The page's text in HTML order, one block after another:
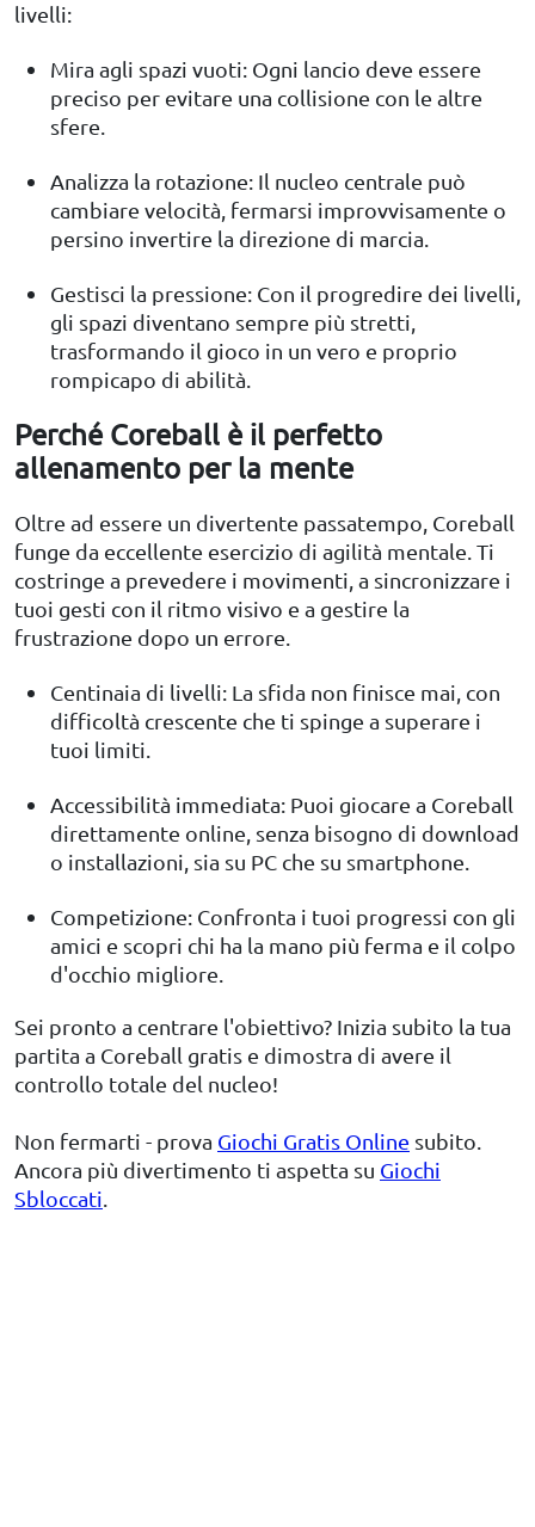
livelli:
Mira agli spazi vuoti: Ogni lancio deve essere
preciso per evitare una collisione con le altre
sfere.
Analizza la rotazione: Il nucleo centrale può
cambiare velocità, fermarsi improvvisamente o
persino invertire la direzione di marcia.
Gestisci la pressione: Con il progredire dei livelli,
gli spazi diventano sempre più stretti,
trasformando il gioco in un vero e proprio
rompicapo di abilità.
Perché Coreball è il perfetto
allenamento per la mente
Oltre ad essere un divertente passatempo, Coreball
funge da eccellente esercizio di agilità mentale. Ti
costringe a prevedere i movimenti, a sincronizzare i
tuoi gesti con il ritmo visivo e a gestire la
frustrazione dopo un errore.
Centinaia di livelli: La sfida non finisce mai, con
difficoltà crescente che ti spinge a superare i
tuoi limiti.
Accessibilità immediata: Puoi giocare a Coreball
direttamente online, senza bisogno di download
o installazioni, sia su PC che su smartphone.
Competizione: Confronta i tuoi progressi con gli
amici e scopri chi ha la mano più ferma e il colpo
d'occhio migliore.
Sei pronto a centrare l'obiettivo? Inizia subito la tua
partita a Coreball gratis e dimostra di avere il
controllo totale del nucleo!
Non fermarti - prova Giochi Gratis Online subito.
Ancora più divertimento ti aspetta su Giochi
Sbloccati